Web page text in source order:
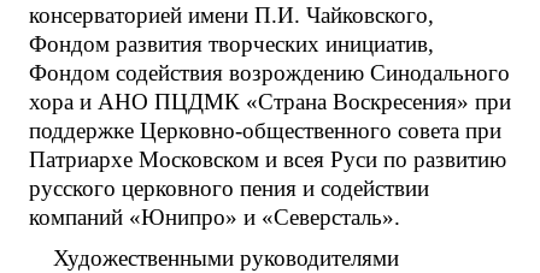
консерваторией имени П.И. Чайковского,
Фондом развития творческих инициатив,
Фондом содействия возрождению Синодального
хора и АНО ПЦДМК «Страна Воскресения» при
поддержке Церковно-общественного совета при
Патриархе Московском и всея Руси по развитию
русского церковного пения и содействии
компаний «Юнипро» и «Северсталь».
Художественными руководителями